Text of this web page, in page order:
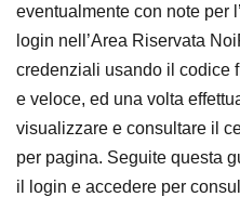
eventualmente con note per
login nell’Area Riservata
credenziali usando il codice
e veloce, ed una volta
visualizzare e consultare il
per pagina. Seguite questa
il login e accedere per